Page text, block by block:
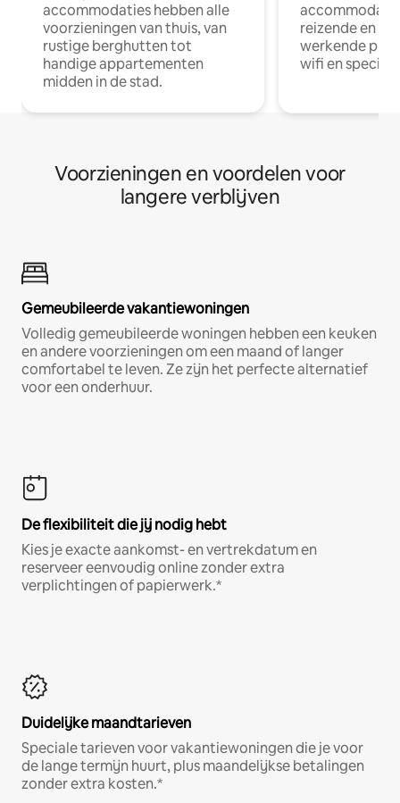
accommodaties hebben alle
voorzieningen van thuis, van
rustige berghutten tot
handige appartementen
midden in de stad.
reizende en
werkende
wifi en
Voorzieningen en voordelen voor
langere verblijven
Gemeubileerde vakantiewoningen
Volledig gemeubileerde woningen hebben een keuken
en andere voorzieningen om een maand of langer
comfortabel te leven. Ze zijn het perfecte alternatief
voor een onderhuur.
De flexibiliteit die jij nodig hebt
Kies je exacte aankomst- en vertrekdatum en
reserveer eenvoudig online zonder extra
verplichtingen of papierwerk.*
Duidelijke maandtarieven
Speciale tarieven voor vakantiewoningen die je voor
de lange termijn huurt, plus maandelijkse betalingen
zonder extra kosten.*